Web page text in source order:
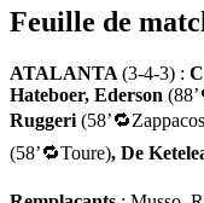
Feuille de
ATALANTA (3-4-3) :
Hateboer, Ederson
Ruggeri
(58’🔁Toure), De